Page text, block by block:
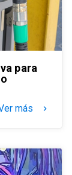
para
más keyboard_arrow_right